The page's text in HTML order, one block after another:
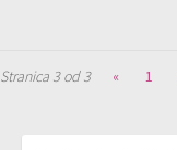
Stranica 3 od 3 « 1